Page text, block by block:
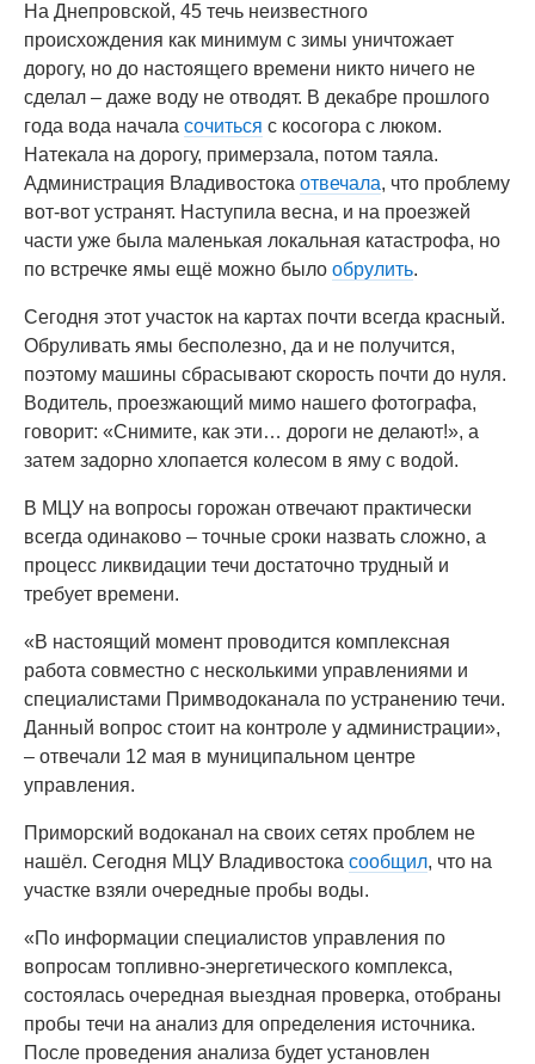
На Днепровской, 45 течь неизвестного
происхождения как минимум с зимы уничтожает
дорогу, но до настоящего времени никто ничего не
сделал – даже воду не отводят. В декабре прошлого
года вода начала сочиться с косогора с люком.
Натекала на дорогу, примерзала, потом таяла.
Администрация Владивостока отвечала, что проблему
вот-вот устранят. Наступила весна, и на проезжей
части уже была маленькая локальная катастрофа, но
по встречке ямы ещё можно было обрулить.
Сегодня этот участок на картах почти всегда красный.
Обруливать ямы бесполезно, да и не получится,
поэтому машины сбрасывают скорость почти до нуля.
Водитель, проезжающий мимо нашего фотографа,
говорит: «Снимите, как эти… дороги не делают!», а
затем задорно хлопается колесом в яму с водой.
В МЦУ на вопросы горожан отвечают практически
всегда одинаково – точные сроки назвать сложно, а
процесс ликвидации течи достаточно трудный и
требует времени.
«В настоящий момент проводится комплексная
работа совместно с несколькими управлениями и
специалистами Примводоканала по устранению течи.
Данный вопрос стоит на контроле у администрации»,
– отвечали 12 мая в муниципальном центре
управления.
Приморский водоканал на своих сетях проблем не
нашёл. Сегодня МЦУ Владивостока сообщил, что на
участке взяли очередные пробы воды.
«По информации специалистов управления по
вопросам топливно-энергетического комплекса,
состоялась очередная выездная проверка, отобраны
пробы течи на анализ для определения источника.
После проведения анализа будет установлен